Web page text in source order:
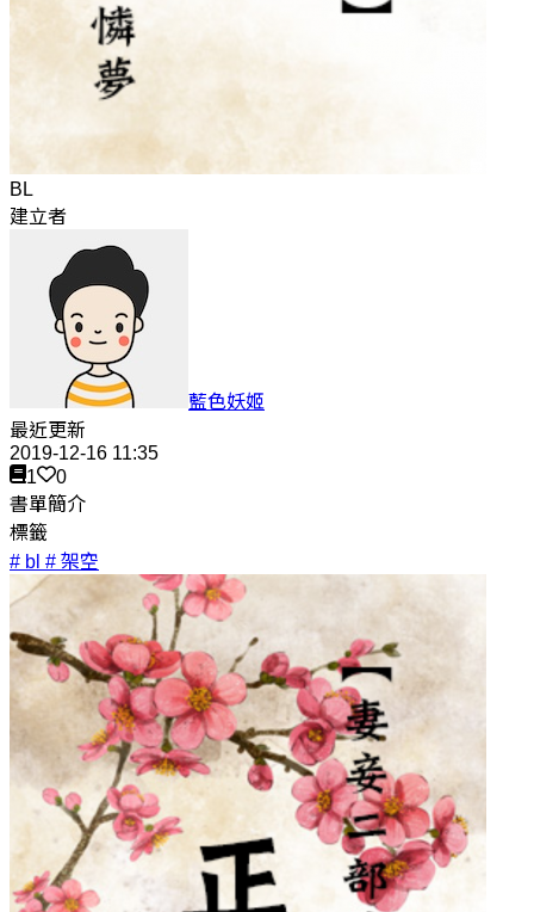
BL
建立者
藍色妖姬
最近更新
2019-12-16 11:35
1
0
書單簡介
標籤
# bl # 架空